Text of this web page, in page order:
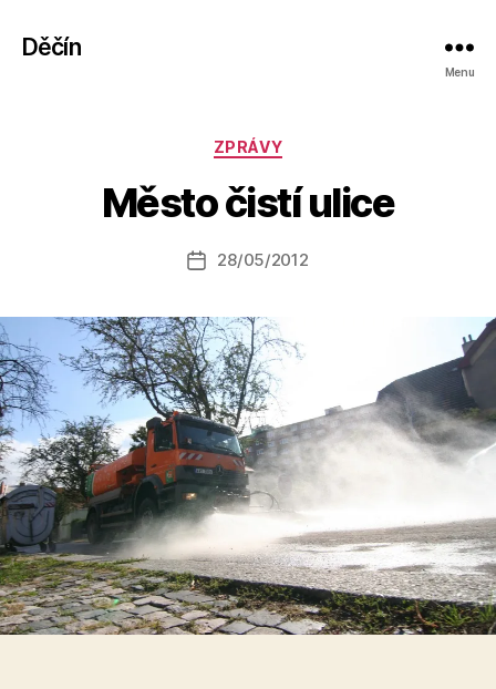
Děčín
Menu
Rubriky
ZPRÁVY
Město čistí ulice
Autor
příspěvku
t
o
a
o
Datum
28/05/2012